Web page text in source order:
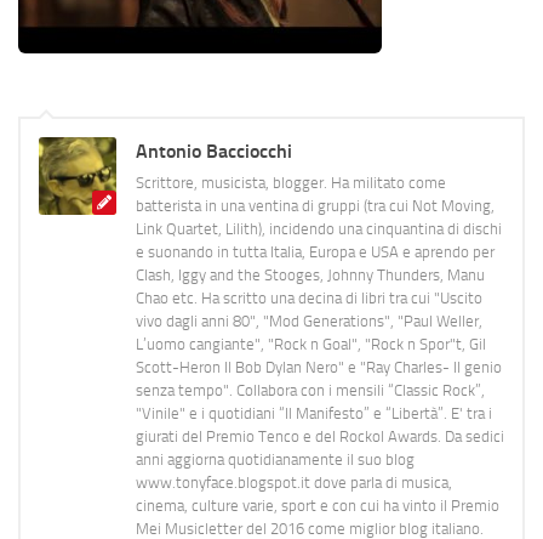
Antonio Bacciocchi
Scrittore, musicista, blogger. Ha militato come
batterista in una ventina di gruppi (tra cui Not Moving,
Link Quartet, Lilith), incidendo una cinquantina di dischi
e suonando in tutta Italia, Europa e USA e aprendo per
Clash, Iggy and the Stooges, Johnny Thunders, Manu
Chao etc. Ha scritto una decina di libri tra cui "Uscito
vivo dagli anni 80", "Mod Generations", "Paul Weller,
L’uomo cangiante", "Rock n Goal", "Rock n Spor"t, Gil
Scott-Heron Il Bob Dylan Nero" e "Ray Charles- Il genio
senza tempo". Collabora con i mensili “Classic Rock”,
"Vinile" e i quotidiani “Il Manifesto” e “Libertà”. E' tra i
giurati del Premio Tenco e del Rockol Awards. Da sedici
anni aggiorna quotidianamente il suo blog
www.tonyface.blogspot.it dove parla di musica,
cinema, culture varie, sport e con cui ha vinto il Premio
Mei Musicletter del 2016 come miglior blog italiano.